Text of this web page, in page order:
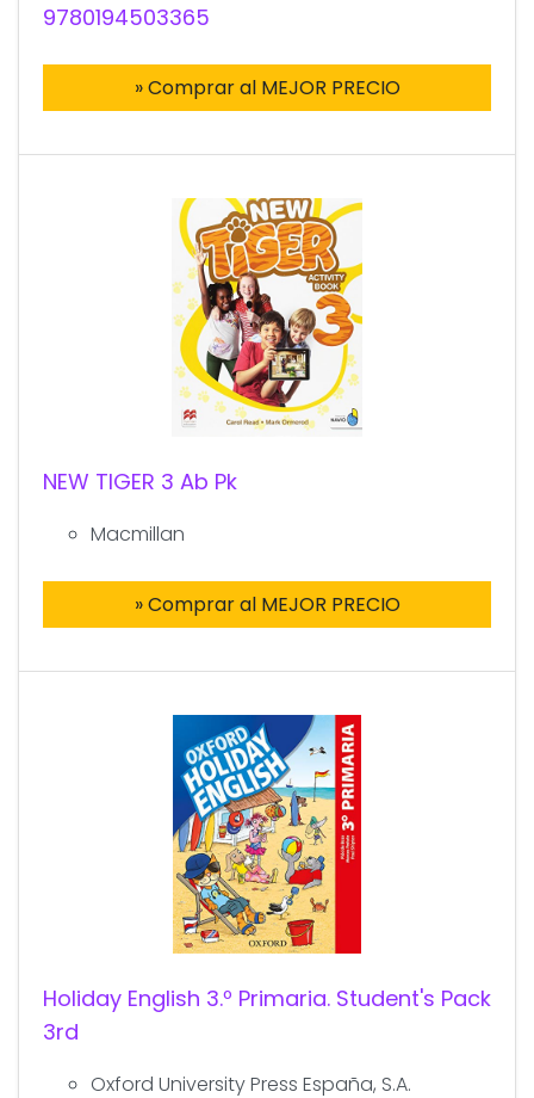
9780194503365
» Comprar al MEJOR PRECIO
NEW TIGER 3 Ab Pk
Macmillan
» Comprar al MEJOR PRECIO
Holiday English 3.º Primaria. Student's Pack
3rd
Oxford University Press España, S.A.